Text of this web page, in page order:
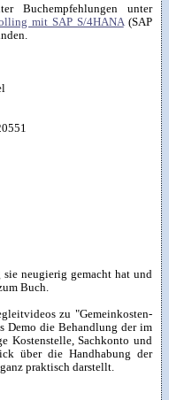
Buchempfehlungen unter
mit SAP S/4HANA(SAP
neugierig gemacht hat und
Buch.
zu "Gemeinkosten-
Demo die Behandlung der im
Kostenstelle, Sachkonto und
über die Handhabung der
praktisch darstellt.